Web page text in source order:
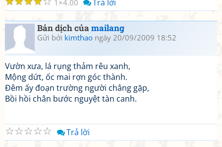
1 4.00 Trả lời
Bản dịch củamailang
Gửi bởi kimthao ngày 20/09/2009 18:52
Vườn xưa, lá rụng thảm rêu xanh,
Mộng dứt, ốc mai rợn góc thành.
Đêm ấy đoạn trường người chẳng gặp,
Bồi hồi chân bước nguyệt tàn canh.
☆
☆
☆
☆
☆ Trả lời